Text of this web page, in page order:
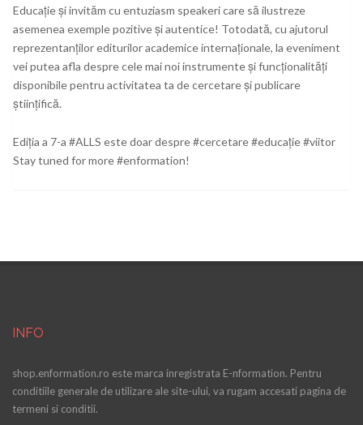
Educație și invităm cu entuziasm speakeri care să ilustreze
asemenea exemple pozitive și autentice! Totodată, cu ajutorul
reprezentanților editurilor academice internaționale, la eveniment
vei putea afla despre cele mai noi instrumente și funcționalități
disponibile pentru activitatea ta de cercetare și publicare
științifică.
Ediția a 7-a #ALLS este doar despre #cercetare #educație #viitor
Stay tuned for more #enformation!
INFO
shop.enformation.ro este marca inregistrata E-nformation. Pentru
conditiile generale de utilizare ale site-ului, va rugam accesati pagina de
termeni si conditii.